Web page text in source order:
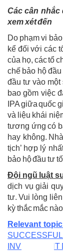
Các cân nhắc
xem xét đến
Do phạm vi
kể đối với các
của họ, các tổ
chế bảo hộ
đầu tư vào một
bao gồm việc
IPA giữa quốc
và liệu khái
tương ứng có
hay không.
tịch’ hợp lý
bảo hộ đầu tư
Đội ngũ luật
dịch vụ giải
tư. Vui lòng
kỳ thắc mắc
Relevant topic